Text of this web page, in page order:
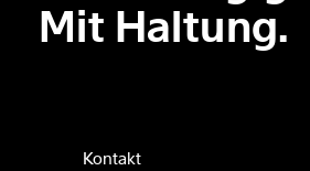
Mit Haltung.
Kontakt